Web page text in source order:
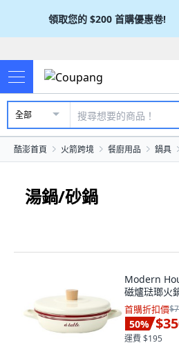
領取您的 $200 首購優惠卷!
全部
酷澎首頁 火箭跨境 餐廚用品 鍋具
湯鍋/砂鍋
Modern
磁爐琺瑯火
首購折扣價
50%
運費 $195